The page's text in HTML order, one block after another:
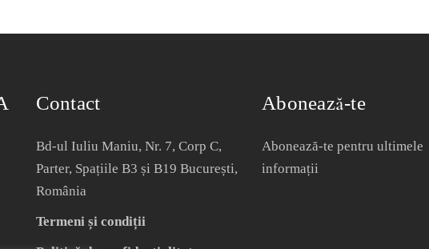
Contact
Bd-ul Iuliu Maniu, Nr. 7, Corp C,
Parter, Spațiile B3 și B19 București,
România
Termeni și condiții
Abonează-te
Abonează-te pentru ultimele
informații